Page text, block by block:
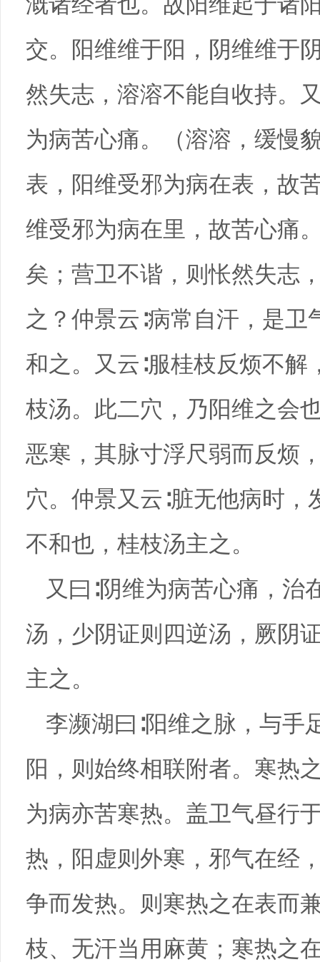
交。阳维维于阳，阴维维于
然失志，溶溶不能自收持。
为病苦心痛。（溶溶，缓慢
表，阳维受邪为病在表，故
维受邪为病在里，故苦心痛
矣；营卫不谐，则怅然失志
之？仲景云∶病常自汗，是
和之。又云∶服桂枝反烦不
枝汤。此二穴，乃阳维之会
恶寒，其脉寸浮尺弱而反烦
穴。仲景又云∶脏无他病时
不和也，桂枝汤主之。
又曰∶阴维为病苦心痛，治
汤，少阴证则四逆汤，厥阴
主之。
李濒湖曰∶阳维之脉，与手
阳，则始终相联附者。寒热
为病亦苦寒热。盖卫气昼行
热，阳虚则外寒，邪气在经
争而发热。则寒热之在表而
枝、无汗当用麻黄；寒热之